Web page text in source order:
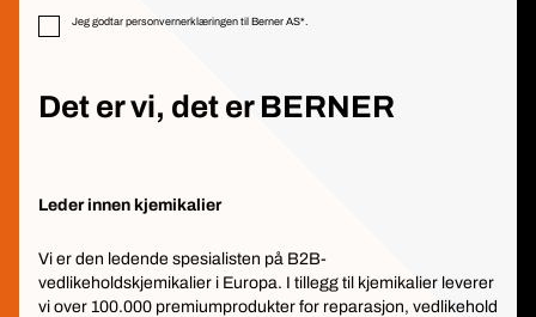
Jeg godtar personvernerklæringen til Berner AS*.
Det er vi, det er BERNER
Leder innen kjemikalier
Vi er den ledende spesialisten på B2B-
vedlikeholdskjemikalier i Europa. I tillegg til kjemikalier leverer
vi over 100.000 premiumprodukter for reparasjon, vedlikehold